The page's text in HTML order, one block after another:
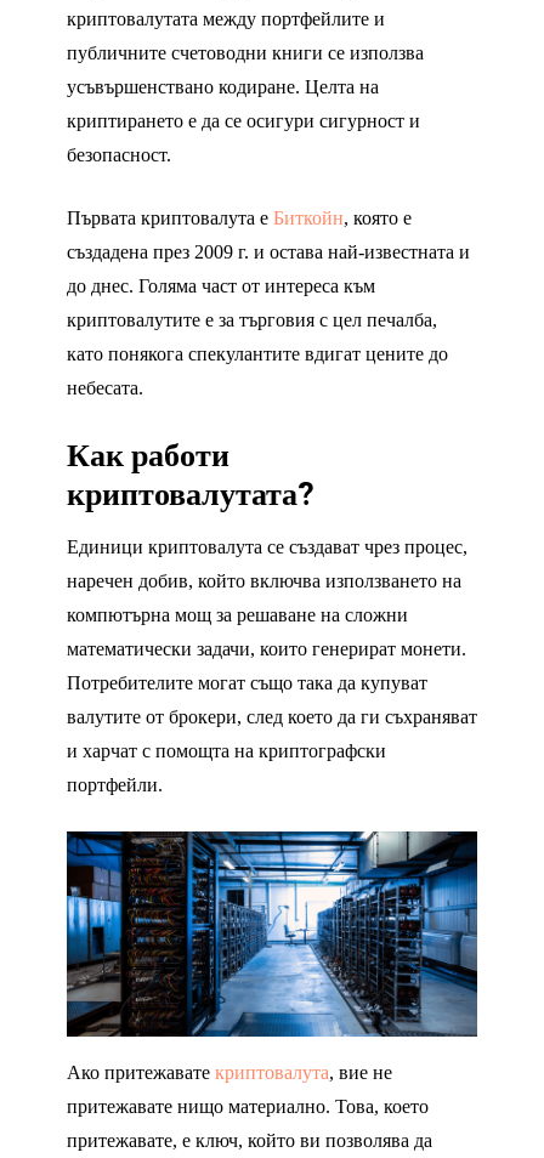
криптовалутата между портфейлите и
публичните счетоводни книги се използва
усъвършенствано кодиране. Целта на
криптирането е да се осигури сигурност и
безопасност.
Първата криптовалута е Биткойн, която е
създадена през 2009 г. и остава най-известната и
до днес. Голяма част от интереса към
криптовалутите е за търговия с цел печалба,
като понякога спекулантите вдигат цените до
небесата.
Как работи
криптовалутата?
Единици криптовалута се създават чрез процес,
наречен добив, който включва използването на
компютърна мощ за решаване на сложни
математически задачи, които генерират монети.
Потребителите могат също така да купуват
валутите от брокери, след което да ги съхраняват
и харчат с помощта на криптографски
портфейли.
Ако притежавате криптовалута, вие не
притежавате нищо материално. Това, което
притежавате, е ключ, който ви позволява да